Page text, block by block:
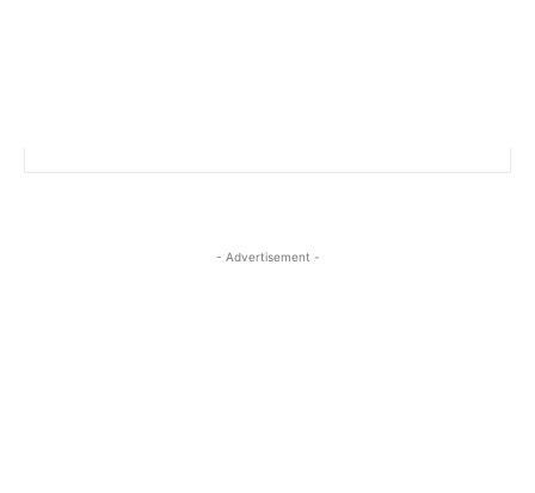
- Advertisement -